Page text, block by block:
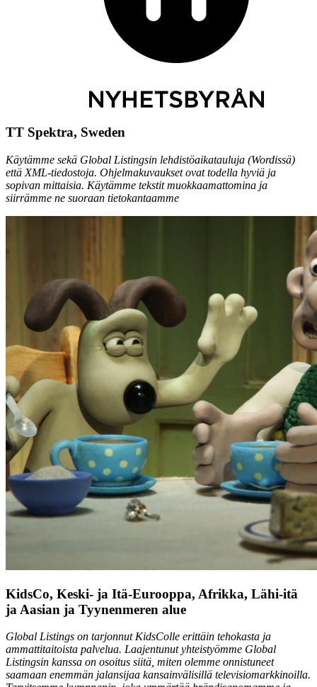
TT Spektra, Sweden
Käytämme sekä Global Listingsin lehdistöaikatauluja (Wordissä)
että XML-tiedostoja. Ohjelmakuvaukset ovat todella hyviä ja
sopivan mittaisia. Käytämme tekstit muokkaamattomina ja
siirrämme ne suoraan tietokantaamme
KidsCo, Keski- ja Itä-Eurooppa, Afrikka, Lähi-itä
ja Aasian ja Tyynenmeren alue
Global Listings on tarjonnut KidsColle erittäin tehokasta ja
ammattitaitoista palvelua. Laajentunut yhteistyömme Global
Listingsin kanssa on osoitus siitä, miten olemme onnistuneet
saamaan enemmän jalansijaa kansainvälisillä televisiomarkkinoilla.